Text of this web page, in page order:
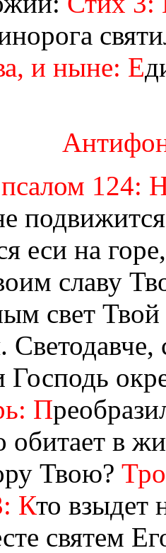
и ныне: Е
124:
еси на
славу
свет
Господь
П
обитает в
Твою?
Кто взыдет
святем